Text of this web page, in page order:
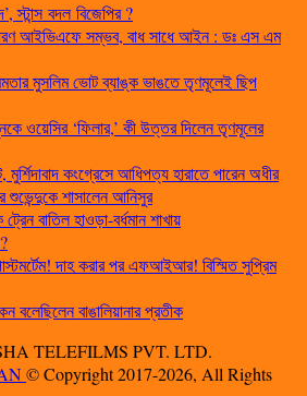
স্টান্স বদল বিজেপির ?
আইভিএফে সম্ভব, বাধ সাধে আইন : ডঃ এস এম
মুসলিম ভোট ব্যাঙ্ক ভাঙতে তৃণমূলেই ছিপ
ওয়েসির ‘ফিলার,’ কী উত্তর দিলেন তৃণমূলের
মুর্শিদাবাদ কংগ্রেসে আধিপত্য হারাতে পারেন অধীর
শাসালেন আনিসুর
বাতিল হাওড়া-বর্ধমান শাখায়
দাহ করার পর এফআইআর! বিস্মিত সুপ্রিম
বলেছিলেন বাঙালিয়ানার প্রতীক
TELEFILMS PVT. LTD.
© Copyright 2017-2026, All Rights